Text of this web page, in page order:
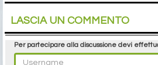
LASCIA UN COMMENTO
Per partecipare alla discussione devi